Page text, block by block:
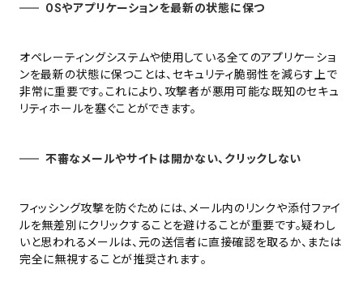
OSやアプリケーションを最新の状態に保つ
オペレーティングシステムや使用している全てのアプリケーショ
ンを最新の状態に保つことは、セキュリティ脆弱性を減らす上で
非常に重要です。これにより、攻撃者が悪用可能な既知のセキュ
リティホールを塞ぐことができます。
不審なメールやサイトは開かない、クリックしない
フィッシング攻撃を防ぐためには、メール内のリンクや添付ファイ
ルを無差別にクリックすることを避けることが重要です。疑わし
いと思われるメールは、元の送信者に直接確認を取るか、または
完全に無視することが推奨されます​​​​。